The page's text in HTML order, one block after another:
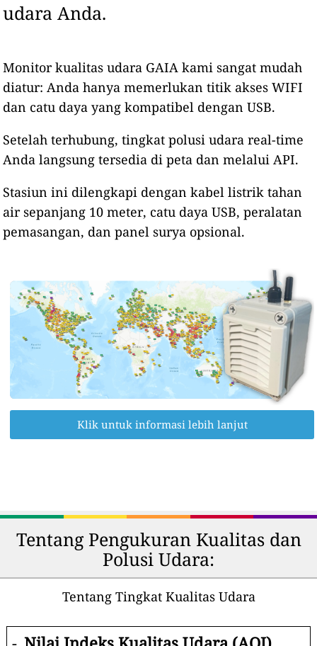
udara Anda.
Monitor kualitas udara GAIA kami sangat mudah
diatur: Anda hanya memerlukan titik akses WIFI
dan catu daya yang kompatibel dengan USB.
Setelah terhubung, tingkat polusi udara real-time
Anda langsung tersedia di peta dan melalui API.
Stasiun ini dilengkapi dengan kabel listrik tahan
air sepanjang 10 meter, catu daya USB, peralatan
pemasangan, dan panel surya opsional.
Klik untuk informasi lebih lanjut
Tentang Pengukuran Kualitas dan
Polusi Udara:
Tentang Tingkat Kualitas Udara